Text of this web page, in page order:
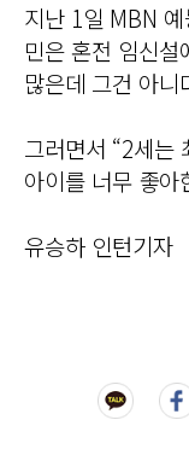
지난 1일 MBN 예
민은 혼전 임신설
많은데 그건 아니
그러면서 “2세는
아이를 너무 좋아
유승하 인턴기자